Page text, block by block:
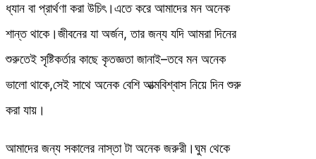
ধ্যান বা প্রার্থণা করা উচি‌ৎ।এতে করে আমাদের মন অনেক
শান্ত থাকে।জীবনের যা অর্জন, তার জন্য যদি আমরা দিনের
শুরুতেই সৃষ্টিকর্তার কাছে কৃতজ্ঞতা জানাই–তবে মন অনেক
ভালো থাকে,সেই সাথে অনেক বেশি আত্মবিশ্বাস নিয়ে দিন শুরু
করা যায়।
আমাদের জন্য সকালের নাস্তা টা অনেক জরুরী।ঘুম থেকে